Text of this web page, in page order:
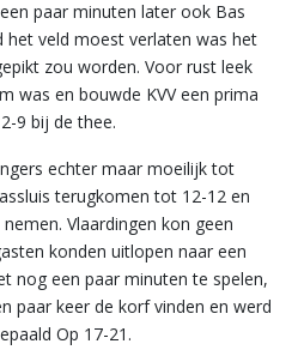
paar minuten later ook Bas
het veld moest verlaten was het
zou worden. Voor rust leek
was en bouwde KVV een prima
9 bij de thee.
echter maar moeilijk tot
terugkomen tot 12-12 en
Vlaardingen kon geen
konden uitlopen naar een
nog een paar minuten te spelen,
paar keer de korf vinden en werd
Op 17-21.